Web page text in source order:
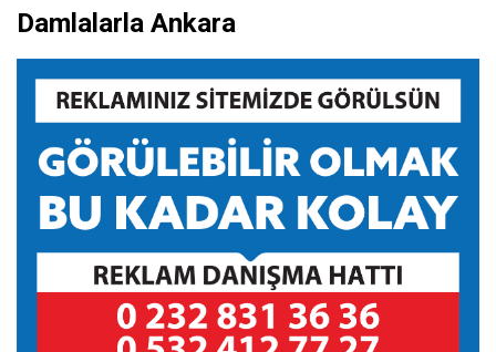
Damlalarla Ankara